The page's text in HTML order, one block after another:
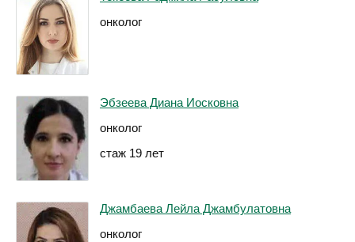
онколог
Эбзеева Диана Иосковна
онколог
стаж 19 лет
Джамбаева Лейла Джамбулатовна
онколог